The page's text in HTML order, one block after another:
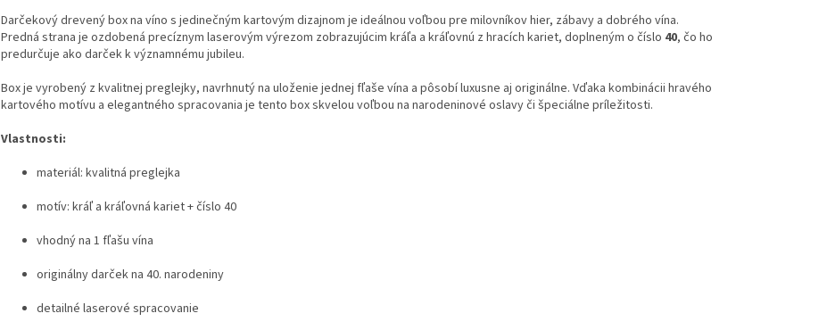
Darčekový drevený box na víno s jedinečným kartovým dizajnom je ideálnou voľbou pre milovníkov hier, zábavy a dobrého vína.
Predná strana je ozdobená precíznym laserovým výrezom zobrazujúcim kráľa a kráľovnú z hracích kariet, doplneným o číslo 40, čo ho
predurčuje ako darček k významnému jubileu.
Box je vyrobený z kvalitnej preglejky, navrhnutý na uloženie jednej fľaše vína a pôsobí luxusne aj originálne. Vďaka kombinácii hravého
kartového motívu a elegantného spracovania je tento box skvelou voľbou na narodeninové oslavy či špeciálne príležitosti.
Vlastnosti:
materiál: kvalitná preglejka
motív: kráľ a kráľovná kariet + číslo 40
vhodný na 1 fľašu vína
originálny darček na 40. narodeniny
detailné laserové spracovanie